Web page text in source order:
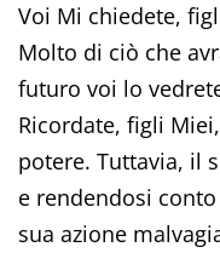
Voi Mi chiedete,
Molto di ciò che
futuro voi lo
Ricordate, figli
potere. Tuttavia, il
e rendendosi
sua azione